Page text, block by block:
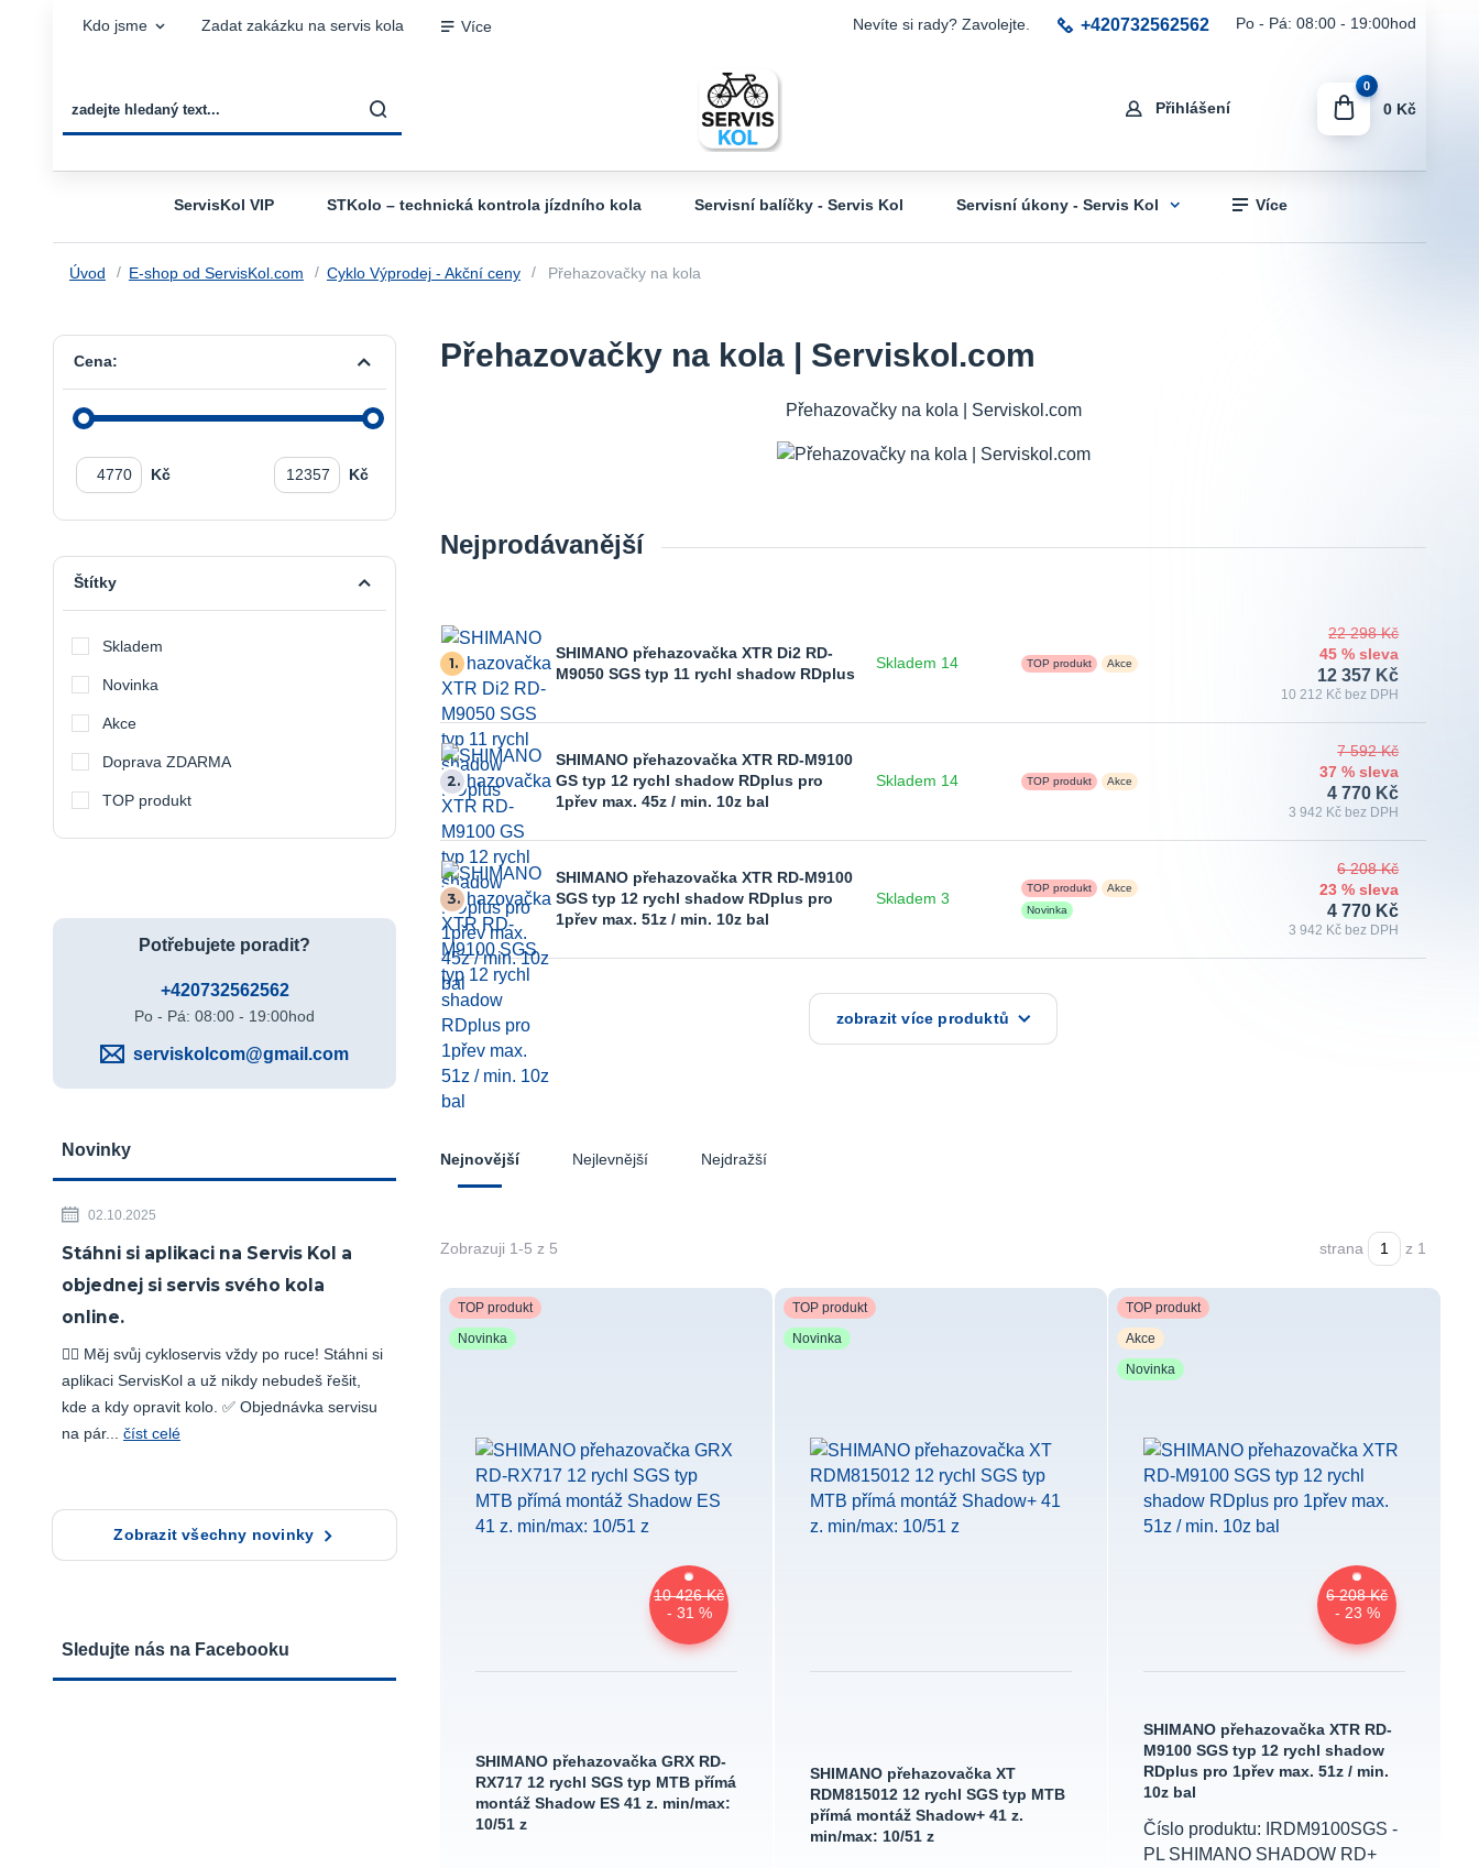
Kdo jsme Zadat zakázku na servis kola Více
Přihlášení
Nevíte si rady? Zavolejte. +420732562562 Po - Pá: 08:00 - 19:00hod
0
0 Kč
ServisKol VIP STKolo – technická kontrola jízdního kola Servisní balíčky - Servis Kol Servisní úkony - Servis Kol Více
Úvod E-shop od ServisKol.com Cyklo Výprodej - Akční ceny Přehazovačky na kola
Přehazovačky na kola | Serviskol.com
Přehazovačky na kola | Serviskol.com
Nejprodávanější
1.
SHIMANO přehazovačka XTR Di2 RD-
M9050 SGS typ 11 rychl shadow RDplus
Skladem 14 TOP produkt Akce
22 298 Kč
45 % sleva
12 357 Kč
10 212 Kč bez DPH
2.
SHIMANO přehazovačka XTR RD-M9100
GS typ 12 rychl shadow RDplus pro
1přev max. 45z / min. 10z bal
Skladem 14 TOP produkt Akce
7 592 Kč
37 % sleva
4 770 Kč
3 942 Kč bez DPH
3.
SHIMANO přehazovačka XTR RD-M9100
SGS typ 12 rychl shadow RDplus pro
1přev max. 51z / min. 10z bal
Skladem 3
TOP produkt
Akce
Novinka
6 208 Kč
23 % sleva
4 770 Kč
3 942 Kč bez DPH
zobrazit více produktů
Nejnovější Nejlevnější Nejdražší
Zobrazuji 1-5 z 5 strana z 1
TOP produkt
Novinka
10 426 Kč
- 31 %
SHIMANO přehazovačka GRX RD-
RX717 12 rychl SGS typ MTB přímá
montáž Shadow ES 41 z. min/max:
10/51 z
TOP produkt
Novinka
SHIMANO přehazovačka XT
RDM815012 12 rychl SGS typ MTB
přímá montáž Shadow+ 41 z.
min/max: 10/51 z
TOP produkt
Akce
Novinka
6 208 Kč
- 23 %
SHIMANO přehazovačka XTR RD-
M9100 SGS typ 12 rychl shadow
RDplus pro 1přev max. 51z / min.
10z bal
Číslo produktu: IRDM9100SGS -
PL SHIMANO SHADOW RD+
Cena:
Kč Kč
Štítky
Skladem
Novinka
Akce
Doprava ZDARMA
TOP produkt
Potřebujete poradit?
+420732562562
Po - Pá: 08:00 - 19:00hod
serviskolcom@gmail.com
Novinky
02.10.2025
Stáhni si aplikaci na Servis Kol a
objednej si servis svého kola
online.
🚴‍♂️ Měj svůj cykloservis vždy po ruce! Stáhni si
aplikaci ServisKol a už nikdy nebudeš řešit,
kde a kdy opravit kolo. ✅ Objednávka servisu
na pár... číst celé
Zobrazit všechny novinky
Sledujte nás na Facebooku